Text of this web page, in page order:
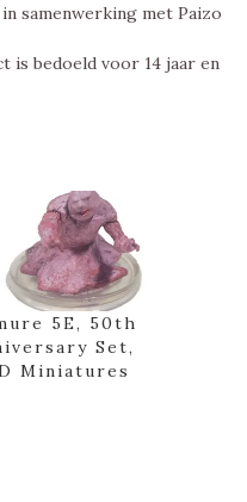
samenwerking met Paizo
is bedoeld voor 14 jaar en
5E, 50th
Set,
Miniatures